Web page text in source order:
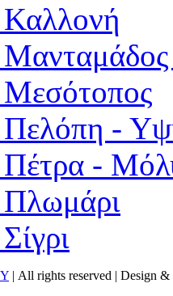
-
-
| All rights reserved | Design &